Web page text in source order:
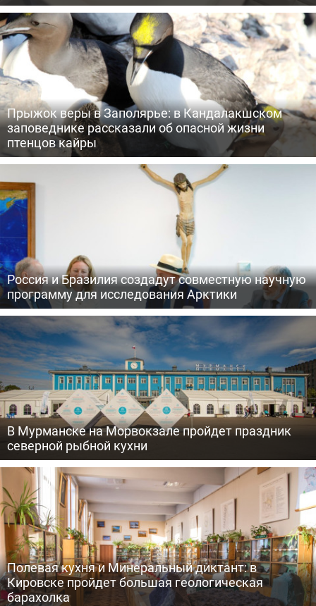
Прыжок веры в Заполярье: в Кандалакшском
заповеднике рассказали об опасной жизни
птенцов кайры
Россия и Бразилия создадут совместную научную
программу для исследования Арктики
В Мурманске на Морвокзале пройдет праздник
северной рыбной кухни
Полевая кухня и Минеральный диктант: в
Кировске пройдет большая геологическая
барахолка